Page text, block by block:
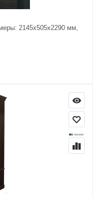
2145х505х2290 мм,